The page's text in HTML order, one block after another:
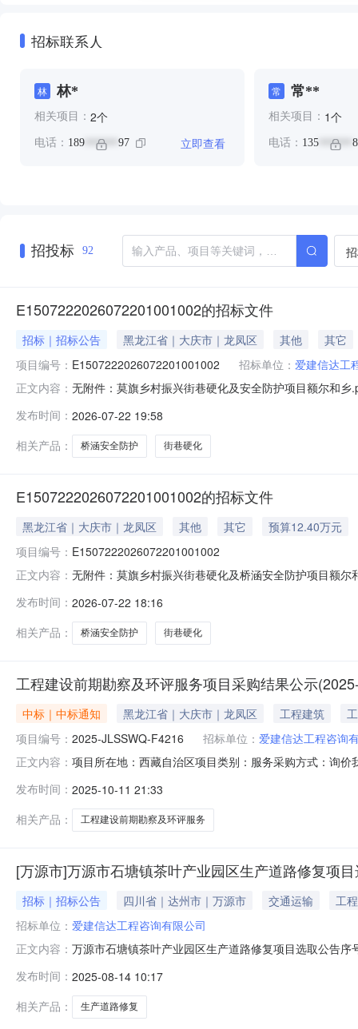
招标联系人
林 林*
相关项目： 2个
电话： 189 ****** 97 立即查看
常 常**
相关项目： 1个
电话： 135******
招投标 92
E1507222026072201001002的招标文件
招标｜招标公告 黑龙江省｜大庆市｜龙凤区 其他
其它
项目编号： E1507222026072201001002 招标单位： 爱建信达工
正文内容： 无附件：莫旗乡村振兴街巷硬化及安全防护项目额尔和
发布时间： 2026-07-22 19:58
相关产品：
桥涵安全防护 街巷硬化
E1507222026072201001002的招标文件
黑龙江省｜大庆市｜龙凤区 其他 其它
预算12.40万元
项目编号： E1507222026072201001002
正文内容： 无附件：莫旗乡村振兴街巷硬化及桥涵安全防护项目额
E1507222026072201001002的招标文件项目编号
发布时间： 2026-07-22 18:16
相关产品：
桥涵安全防护 街巷硬化
工程建设前期勘察及环评服务项目采购结果公示
中标｜中标通知 黑龙江省｜大庆市｜龙凤区 工程建筑
项目编号： 2025-JLSSWQ-F4216 招标单位： 爱建信达工程咨询
正文内容： 项目所在地：西藏自治区项目类别：服务采购方式：询
名：四川省川建勘察设计院有限公司，报价形式：总价
发布时间： 2025-10-11 21:33
相关产品：
工程建设前期勘察及环评服务
[万源市]万源市石塘镇茶叶产业园区生产道路修复项
招标｜招标公告 四川省｜达州市｜万源市 交通运输
工程
招标单位： 爱建信达工程咨询有限公司
正文内容： 万源市石塘镇茶叶产业园区生产道路修复项目选取公告
明⑤施工企业选取范围/是否仅限中小微企业达州万源市/
发布时间： 2025-08-14 10:17
相关产品：
生产道路修复